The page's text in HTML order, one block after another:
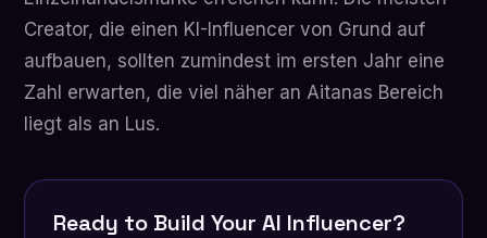
Creator, die einen KI-Influencer von Grund auf
aufbauen, sollten zumindest im ersten Jahr eine
Zahl erwarten, die viel näher an Aitanas Bereich
liegt als an Lus.
Ready to Build Your AI Influencer?